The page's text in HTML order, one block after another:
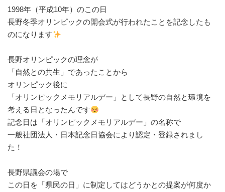
1998年（平成10年）のこの日⁡
⁡長野冬季オリンピックの開会式が行われたことを記念したも
のになります
長野オリンピックの理念が⁡
⁡「自然との共生」であったことから⁡
⁡オリンピック後に⁡
⁡「オリンピックメモリアルデー」として長野の自然と環境を
考える日となったんです
⁡記念日は「オリンピックメモリアルデー」の名称で⁡
⁡一般社団法人・日本記念日協会により認定・登録されまし
た！⁡
長野県議会の場で⁡
⁡この日を「県民の日」に制定してはどうかとの提案が何度か